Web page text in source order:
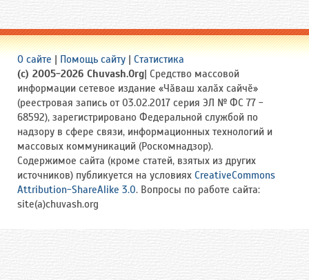
О сайте | Помощь сайту | Статистика
(c) 2005-2026 Chuvash.Org| Средство массовой
информации сетевое издание «Чӑваш халӑх сайчӗ»
(реестровая запись от 03.02.2017 серия ЭЛ № ФС 77 -
68592), зарегистрировано Федеральной службой по
надзору в сфере связи, информационных технологий и
массовых коммуникаций (Роскомнадзор).
Содержимое сайта (кроме статей, взятых из других
источников) публикуется на условиях CreativeCommons
Attribution-ShareAlike 3.0. Вопросы по работе сайта:
site(a)chuvash.org